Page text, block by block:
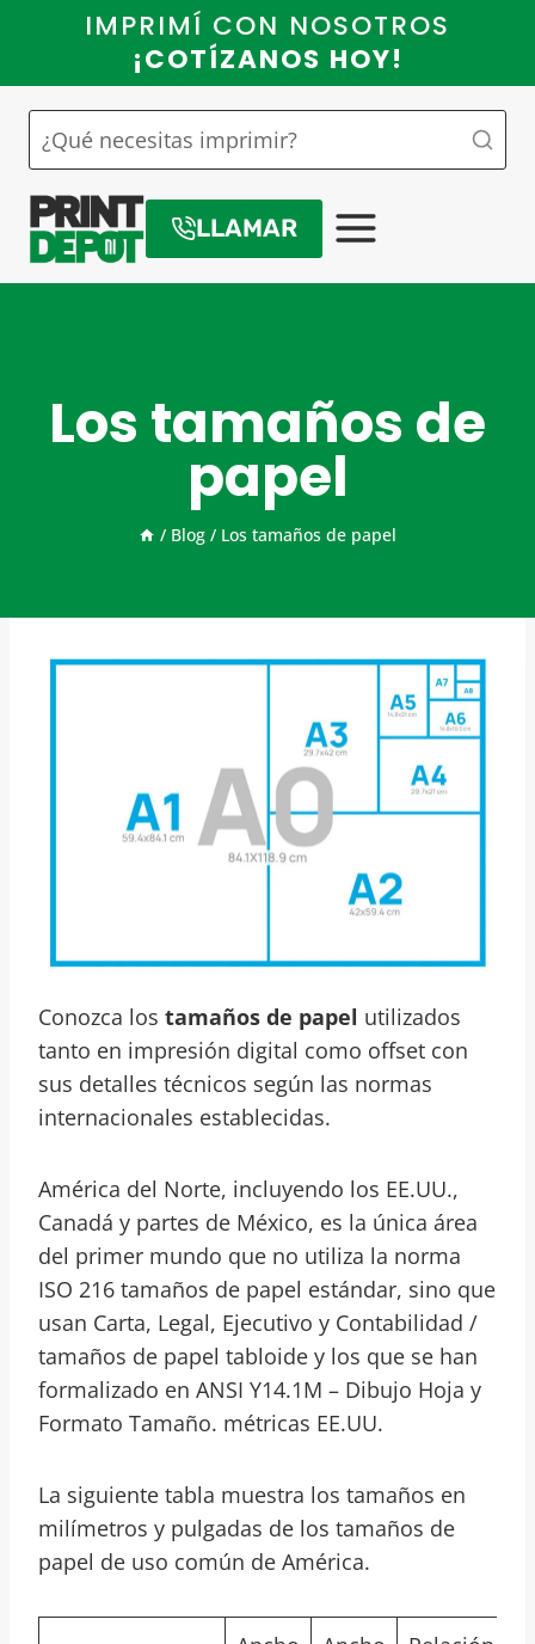
contenido
IMPRIMÍ CON NOSOTROS
¡COTÍZANOS HOY!
LLAMAR
Los tamaños de
papel
/ Blog / Los tamaños de papel
Conozca los tamaños de papel utilizados
tanto en impresión digital como offset con
sus detalles técnicos según las normas
internacionales establecidas.
América del Norte, incluyendo los EE.UU.,
Canadá y partes de México, es la única área
del primer mundo que no utiliza la norma
ISO 216 tamaños de papel estándar, sino que
usan Carta, Legal, Ejecutivo y Contabilidad /
tamaños de papel tabloide y los que se han
formalizado en ANSI Y14.1M – Dibujo Hoja y
Formato Tamaño. métricas EE.UU.
La siguiente tabla muestra los tamaños en
milímetros y pulgadas de los tamaños de
papel de uso común de América.